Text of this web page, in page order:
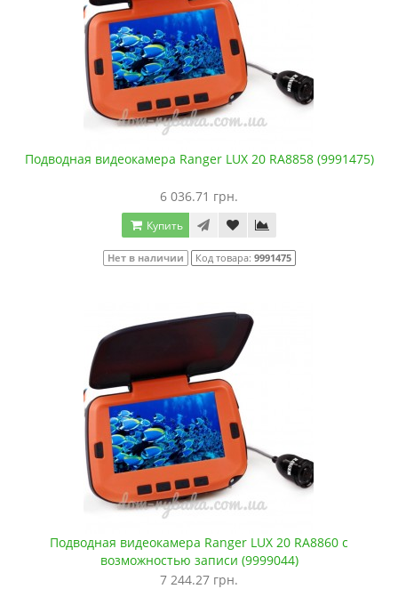
Подводная видеокамера Ranger LUX 20 RA8858 (9991475)
6 036.71 грн.
Купить
Нет в наличии Код товара: 9991475
Подводная видеокамера Ranger LUX 20 RA8860 с
возможностью записи (9999044)
7 244.27 грн.